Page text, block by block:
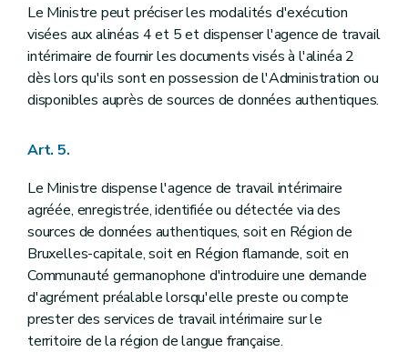
Le Ministre peut préciser les modalités d'exécution
visées aux alinéas 4 et 5 et dispenser l'agence de travail
intérimaire de fournir les documents visés à l'alinéa 2
dès lors qu'ils sont en possession de l'Administration ou
disponibles auprès de sources de données authentiques.
Art. 5.
Le Ministre dispense l'agence de travail intérimaire
agréée, enregistrée, identifiée ou détectée via des
sources de données authentiques, soit en Région de
Bruxelles-capitale, soit en Région flamande, soit en
Communauté germanophone d'introduire une demande
d'agrément préalable lorsqu'elle preste ou compte
prester des services de travail intérimaire sur le
territoire de la région de langue française.